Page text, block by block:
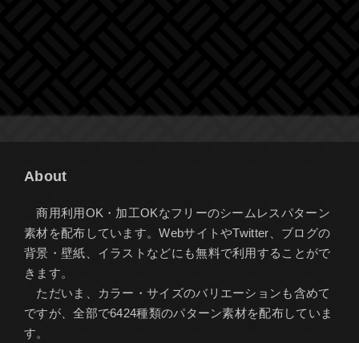
About
商用利用OK・加工OKなフリーのシームレスパターン
素材を配布しています。WebサイトやTwitter、ブログの
背景・壁紙、イラストなどにも無料で利用することがで
きます。
ただいま、カラー・サイズのバリエーションも含めて
ですが、全部で6424種類のパターン素材を配布していま
す。